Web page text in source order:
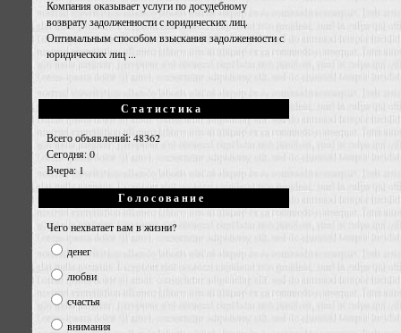
Компания оказывает услуги по досудебному
возврату задолженности с юридических лиц.
Оптимальным способом взыскания задолженности с
юридических лиц ...
Статистика
Всего объявлений: 48362
Сегодня: 0
Вчера: 1
Голосование
Чего нехватает вам в жизни?
денег
любви
счастья
внимания